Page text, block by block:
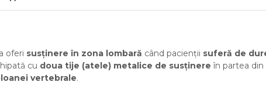
oferi susținere în zona lombară când pacienții suferă de
cu doua tije (atele) metalice de susținere în partea din
vertebrale.